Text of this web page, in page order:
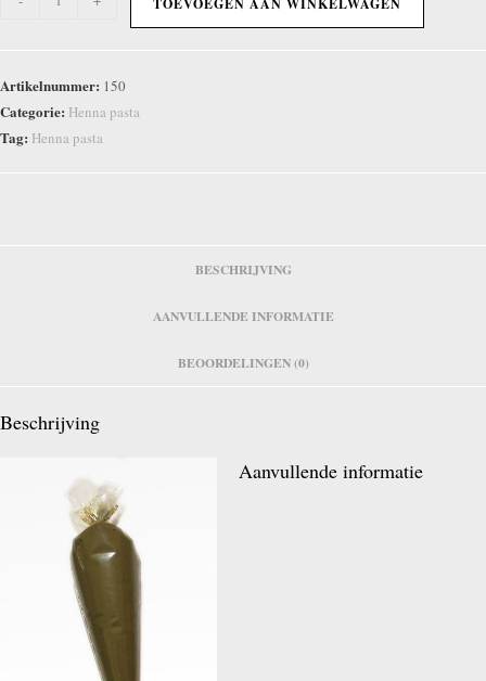
aantal
TOEVOEGEN AAN WINKELWAGEN
Artikelnummer: 150
Categorie: Henna pasta
Tag: Henna pasta
BESCHRIJVING
AANVULLENDE INFORMATIE
BEOORDELINGEN (0)
Beschrijving
Aanvullende informatie